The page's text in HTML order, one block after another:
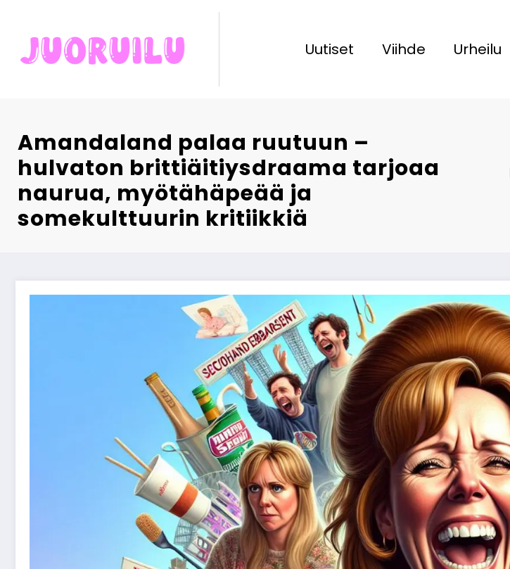
content
Uutiset Viihde Urheilu
Amandaland palaa ruutuun –
hulvaton brittiäitiysdraama tarjoaa
naurua, myötähäpeää ja
somekulttuurin kritiikkiä